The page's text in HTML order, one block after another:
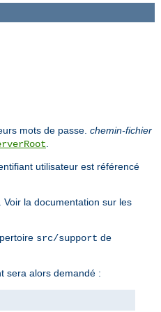
mots de passe. chemin-fichier
utilisateur est référencé
Voir la documentation sur les
src/support de
sera alors demandé :